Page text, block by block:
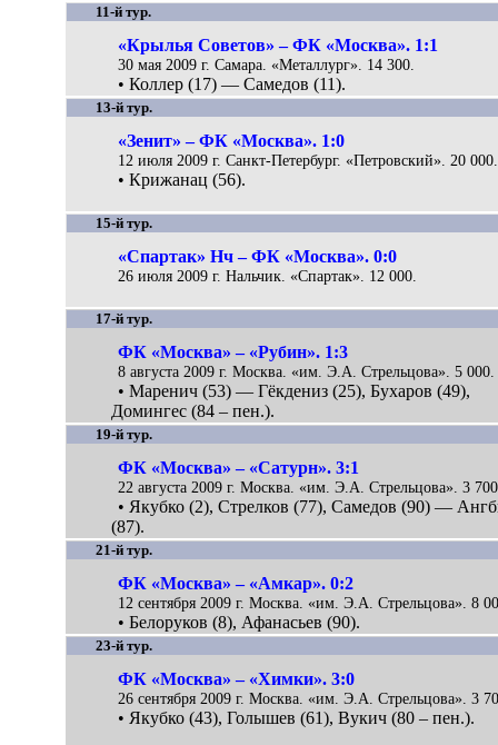
11-й тур.
«Крылья Советов» – ФК «Москва». 1:1
30 мая 2009 г. Самара. «Металлург». 14 300.
• Коллер (17) — Самедов (11).
13-й тур.
«Зенит» – ФК «Москва». 1:0
12 июля 2009 г. Санкт-Петербург. «Петровский». 20 000.
• Крижанац (56).
15-й тур.
«Спартак» Нч – ФК «Москва». 0:0
26 июля 2009 г. Нальчик. «Спартак». 12 000.
17-й тур.
ФК «Москва» – «Рубин». 1:3
8 августа 2009 г. Москва. «им. Э.А. Стрельцова». 5 000.
• Маренич (53) — Гёкдениз (25), Бухаров (49),
Домингес (84 – пен.).
19-й тур.
ФК «Москва» – «Сатурн». 3:1
22 августа 2009 г. Москва. «им. Э.А. Стрельцова». 3
• Якубко (2), Стрелков (77), Самедов (90) —
(87).
21-й тур.
ФК «Москва» – «Амкар». 0:2
12 сентября 2009 г. Москва. «им. Э.А. Стрельцова». 8
• Белоруков (8), Афанасьев (90).
23-й тур.
ФК «Москва» – «Химки». 3:0
26 сентября 2009 г. Москва. «им. Э.А. Стрельцова». 3
• Якубко (43), Голышев (61), Вукич (80 – пен.).